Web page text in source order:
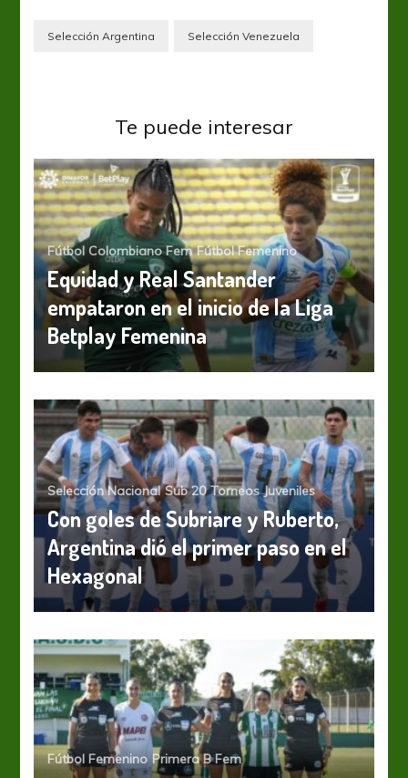
Selección Argentina Selección Venezuela
Te puede interesar
Fútbol Colombiano Fem Fútbol Femenino
Equidad y Real Santander
empataron en el inicio de la Liga
Betplay Femenina
Selección Nacional Sub 20 Torneos Juveniles
Con goles de Subriare y Ruberto,
Argentina dió el primer paso en el
Hexagonal
Fútbol Femenino Primera B Fem